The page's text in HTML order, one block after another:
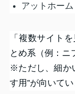
アットホーム
「複数サイト
とめ系（例：ニ
※ただし、細か
す用”が向いてい